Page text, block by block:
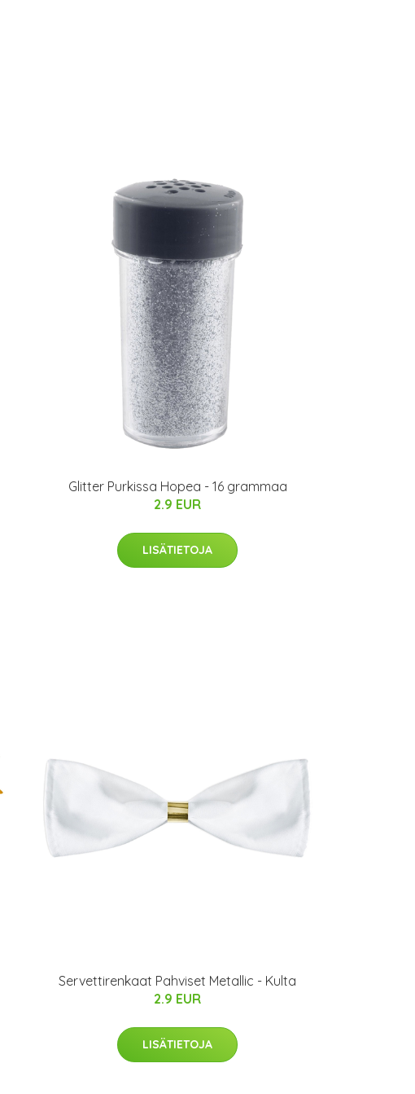
Glitter Purkissa Hopea - 16 grammaa
2.9 EUR
LISÄTIETOJA
Servettirenkaat Pahviset Metallic - Kulta
2.9 EUR
LISÄTIETOJA